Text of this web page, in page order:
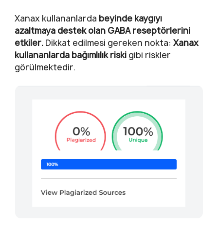
Xanax kullananlarda beyinde kaygıyı
azaltmaya destek olan GABA reseptörlerini
etkiler. Dikkat edilmesi gereken nokta: Xanax
kullananlarda bağımlılık riski gibi riskler
görülmektedir.